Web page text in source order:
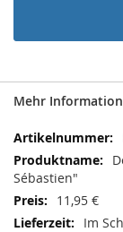
Mehr
Mehr
Informationen
Sébastien"
11,95 €
Im